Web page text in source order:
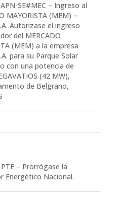
SE#MEC – Ingreso al
MAYORISTA (MEM) –
Autorizase el ingreso
del MERCADO
(MEM) a la empresa
para su Parque Solar
con una potencia de
(42 MW),
de Belgrano,
– Prorrógase la
Energético Nacional.